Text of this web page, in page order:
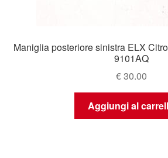
Maniglia posteriore sinistra ELX
9101AQ
€30.00
Aggiungi al